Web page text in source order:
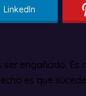
LinkedIn
engañado. Es
es que